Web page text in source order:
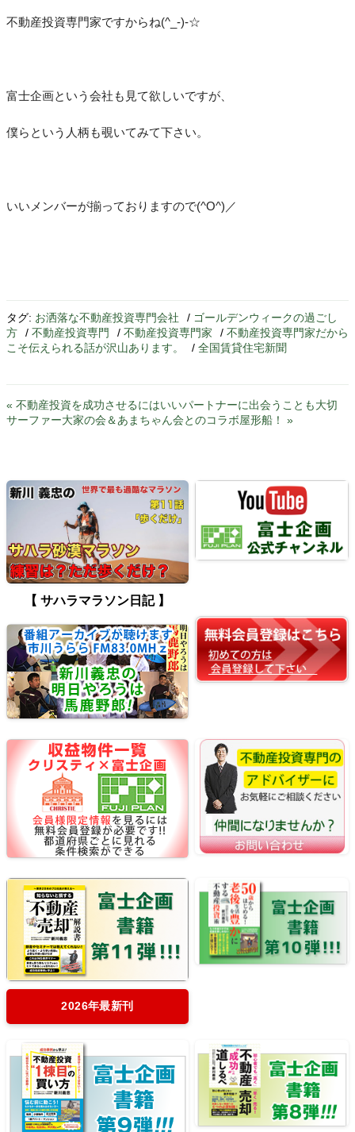
不動産投資専門家ですからね(^_-)-☆
富士企画という会社も見て欲しいですが、
僕らという人柄も覗いてみて下さい。
いいメンバーが揃っておりますので(^O^)／
タグ: お洒落な不動産投資専門会社 / ゴールデンウィークの過ごし
方
/ 不動産投資専門 / 不動産投資専門家 / 不動産投資専門家だから
こそ伝えられる話が沢山あります。
/ 全国賃貸住宅新聞
« 不動産投資を成功させるにはいいパートナーに出会うことも大切
サーファー大家の会＆あまちゃん会とのコラボ屋形船！ »
【 サハラマラソン日記 】
2026年最新刊